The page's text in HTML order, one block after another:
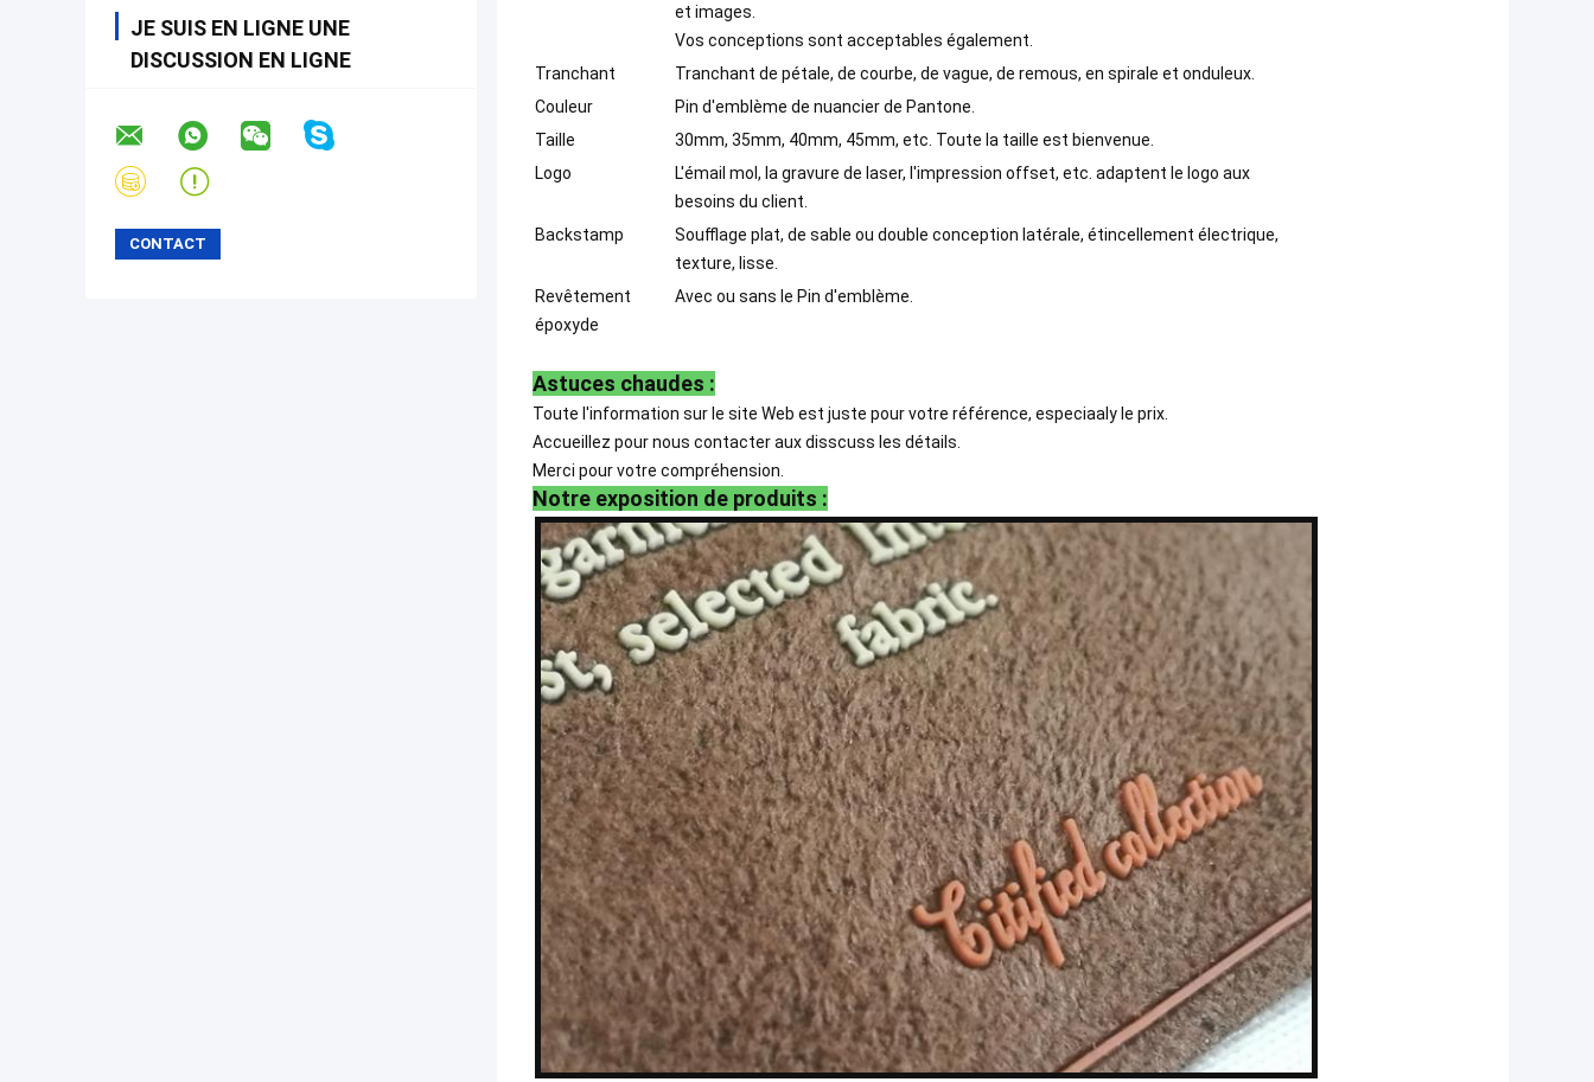
JE SUIS EN LIGNE UNE
DISCUSSION EN LIGNE
et images.
Vos conceptions sont acceptables également.
Tranchant
Tranchant de pétale, de courbe, de vague, de remous, en spirale et onduleux.
Couleur
Pin d'emblème de nuancier de Pantone.
Taille
30mm, 35mm, 40mm, 45mm, etc. Toute la taille est bienvenue.
Logo
L'émail mol, la gravure de laser, l'impression offset, etc. adaptent le logo aux
besoins du client.
Backstamp
Soufflage plat, de sable ou double conception latérale, étincellement électrique,
texture, lisse.
Revêtement
époxyde
Avec ou sans le Pin d'emblème.
Astuces chaudes :
Toute l'information sur le site Web est juste pour votre référence, especiaaly le prix.
Accueillez pour nous contacter aux disscuss les détails.
Merci pour votre compréhension.
Notre exposition de produits :